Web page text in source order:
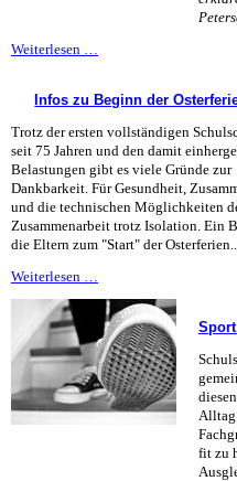
Weiterlesen …
bekämpft
werden
kann
Infos zu Beginn der
Trotz der ersten vollständigen
seit 75 Jahren und den damit
Belastungen gibt es viele Gründe zur
Dankbarkeit. Für Gesundheit,
und die technischen Möglichkeiten
Zusammenarbeit trotz Isolation. Ein
die Eltern zum "Start" der
Weiterlesen …
Beginn
der
Osterferien
Alltag
fit zu